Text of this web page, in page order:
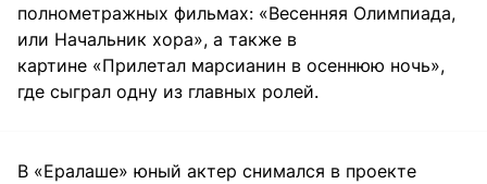
полнометражных фильмах: «Весенняя Олимпиада,
или Начальник хора», а также в
картине «Прилетал марсианин в осеннюю ночь»,
где сыграл одну из главных ролей.
В «Ералаше» юный актер снимался в проекте